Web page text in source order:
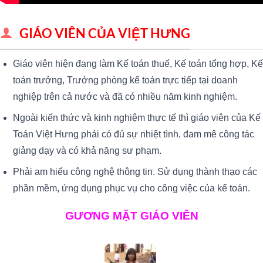
GIÁO VIÊN CỦA VIỆT HƯNG
Giáo viên hiện đang làm Kế toán thuế, Kế toán tổng hợp, Kế
toán trưởng, Trưởng phòng kế toán trực tiếp tại doanh
nghiệp trên cả nước và đã có nhiều năm kinh nghiệm.
Ngoài kiến thức và kinh nghiệm thực tế thì giáo viên của Kế
Toán Việt Hưng phải có đủ sự nhiệt tình, đam mê công tác
giảng dạy và có khả năng sư phạm.
Phải am hiểu công nghệ thông tin. Sử dụng thành thạo các
phần mềm, ứng dụng phục vụ cho công việc của kế toán.
GƯƠNG MẶT GIÁO VIÊN